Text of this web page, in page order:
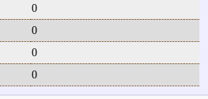
0
0
0
0